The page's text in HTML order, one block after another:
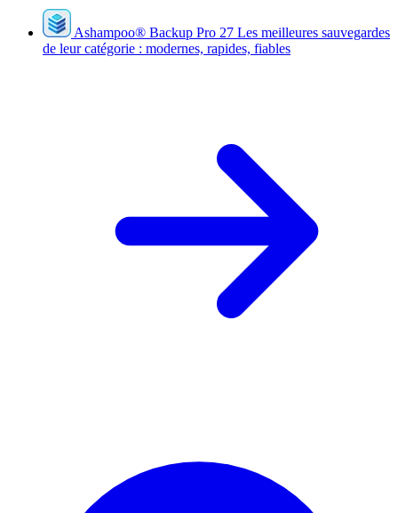
Ashampoo® Backup Pro 27 Les meilleures sauvegardes
de leur catégorie : modernes, rapides, fiables